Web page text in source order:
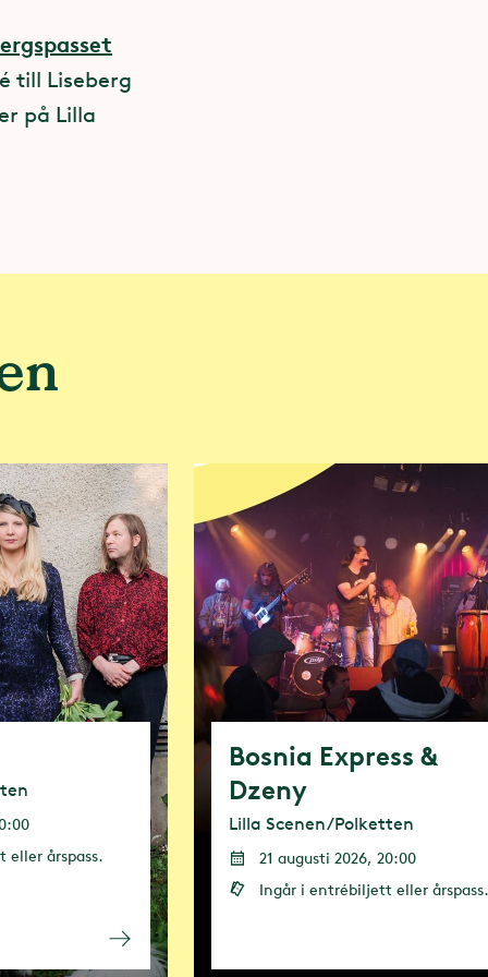
till Liseberg
på Lilla
arrangörer
På
allt
det att
för att
egna
I
årspass.
Bosnia Express &
Dzeny
Lilla Scenen/Polketten
21 augusti 2026, 20:00
Ingår i entrébiljett eller årspass.